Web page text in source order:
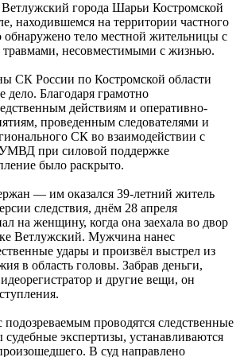
Ветлужский города Шарьи Костромской
находившемся на территории частного
обнаружено тело местной жительницы с
несовместимыми с жизнью.
СК России по Костромской области
дело. Благодаря грамотно
действиям и оперативно-
проведенным следователями и
СК во взаимодействии с
при силовой поддержке
было раскрыто.
— им оказался 39-летний житель
следствия, днём 28 апреля
на женщину, когда она заехала во двор
Ветлужский. Мужчина нанес
удары и произвёл выстрел из
в область головы. Забрав деньги,
и другие вещи, он
подозреваемым проводятся следственные
судебные экспертизы, устанавливаются
В суд направлено